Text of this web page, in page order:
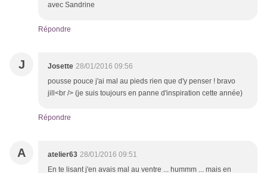
avec Sandrine
Répondre
J Josette 28/01/2016 09:56
pousse pouce j'ai mal au pieds rien que d'y penser ! bravo
jill<br /> (je suis toujours en panne d'inspiration cette année)
Répondre
A atelier63 28/01/2016 09:51
En te lisant j'en avais mal au ventre ... hummm ... mais en